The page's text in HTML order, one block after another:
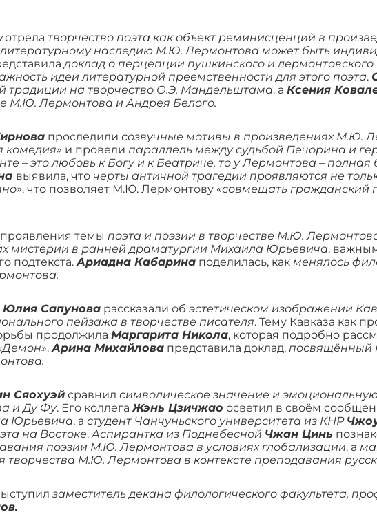
творчество поэта как объект реминисценций в
наследию М.Ю. Лермонтова может быть
доклад о перцепции пушкинского и
идеи литературной преемственности для этого поэта.
традиции на творчество О.Э. Мандельштама, а Ксения
М.Ю. Лермонтова и Андрея Белого.
проследили созвучные мотивы в произведениях М.Ю.
комедия» и провели параллель между судьбой Печорина и
– это любовь к Богу и к Беатриче, то у Лермонтова –
выявила, что черты античной трагедии проявляются не
, что позволяет М.Ю. Лермонтову «совмещать гражданский
темы поэта и поэзии в творчестве М.Ю.
мистерии в ранней драматургии Михаила Юрьевича,
подтекста.Ариадна Кабарина поделилась, как менялось
Юлия Сапунова рассказали об эстетическом изображении
пейзажа в творчестве писателя. Тему Кавказа как
продолжила Маргарита Никола, которая подробно
.Арина Михайлова представила доклад, посвящённый
Сяохуэй сравнил символическое значение и
и Ду Фу. Его коллегаЖэнь Цзичжао осветил в своём
Юрьевича, а студент Чанчуньского университета из КНР
на Востоке.Аспирантка из Поднебесной Чжан Цинь
поэзии М.Ю. Лермонтова в условиях глобализации, а
творчества М.Ю. Лермонтова в контексте преподавания
заместитель декана филологического факультета,